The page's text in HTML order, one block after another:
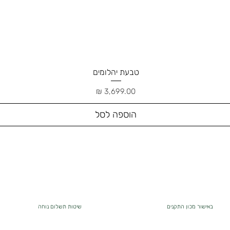
תצוגה מהירה
טבעת יהלומים
מחיר
הוספה לסל
שיטות תשלום נוחה באישור מכון התקנים